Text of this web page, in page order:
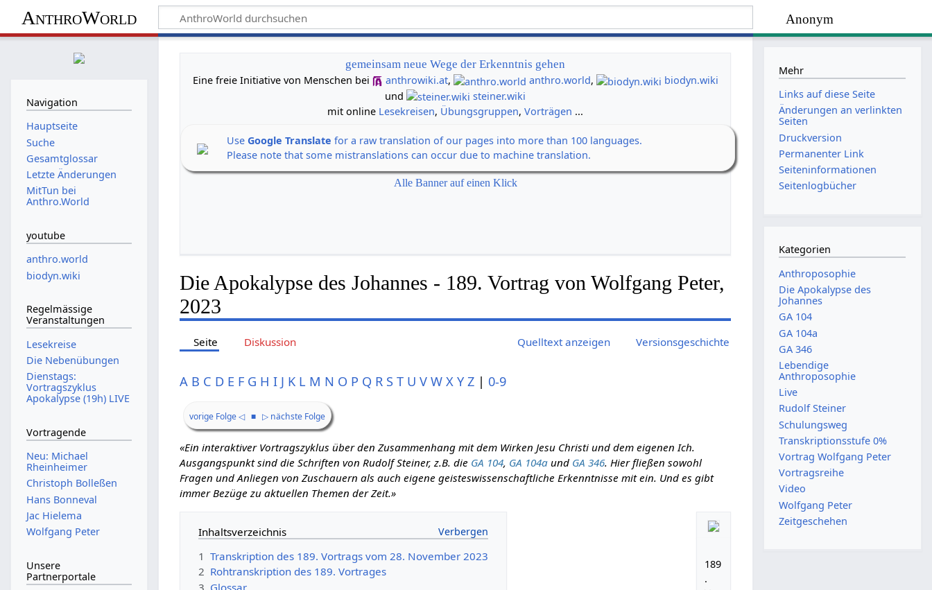
Anonym
AnthroWorld
gemeinsam neue Wege der Erkenntnis gehen
Eine freie Initiative von Menschen bei
anthrowiki.at, anthro.world,
biodyn.wiki
und
steiner.wiki
mit online Lesekreisen, Übungsgruppen,Vorträgen ...
UseGoogle Translate for a raw translation of our pages into more than 100 languages.
Please note that some mistranslations can occur due to machine translation.
Alle Banner auf einen Klick
Die Apokalypse des Johannes - 189. Vortrag von Wolfgang Peter,
2023
Seite Diskussion Quelltext anzeigen Versionsgeschichte
A B C D E F G H I J K L M N O P Q R S T U V W X Y Z | 0-9
vorige Folge ◁ ■ ▷ nächste Folge
«Ein interaktiver Vortragszyklus über den Zusammenhang mit dem Wirken Jesu Christi und dem eigenen Ich.
Ausgangspunkt sind die Schriften von Rudolf Steiner, z.B. die GA 104, GA 104a und GA 346. Hier fließen sowohl
Fragen und Anliegen von Zuschauern als auch eigene geisteswissenschaftliche Erkenntnisse mit ein. Und es gibt
immer Bezüge zu aktuellen Themen der Zeit.»
189
.
Inhaltsverzeichnis
1 Transkription des 189. Vortrags vom 28. November 2023
2 Rohtranskription des 189. Vortrages
3 Glossar
Navigation
Hauptseite
Suche
Gesamtglossar
Letzte Änderungen
MitTun bei
Anthro.World
youtube
anthro.world
biodyn.wiki
Regelmässige
Veranstaltungen
Lesekreise
Die Nebenübungen
Dienstags:
Vortragszyklus
Apokalypse (19h) LIVE
Vortragende
Neu: Michael
Rheinheimer
Christoph Bolleßen
Hans Bonneval
Jac Hielema
Wolfgang Peter
Unsere
Partnerportale
Mehr
Links auf diese Seite
Änderungen an verlinkten
Seiten
Druckversion
Permanenter Link
Seiten­­informationen
Seitenlogbücher
Kategorien
Anthroposophie
Die Apokalypse des
Johannes
GA 104
GA 104a
GA 346
Lebendige
Anthroposophie
Live
Rudolf Steiner
Schulungsweg
Transkriptionsstufe 0%
Vortrag Wolfgang Peter
Vortragsreihe
Video
Wolfgang Peter
Zeitgeschehen